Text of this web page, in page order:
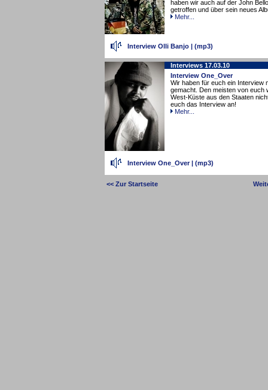
haben wir auch auf der John
getroffen und über sein neues
Mehr...
Interview Olli Banjo | (mp3)
Interviews 17.03.10
Interview One_Over
Wir haben für euch ein Interview
gemacht. Den meisten von euch
West-Küste aus den Staaten
euch das Interview an!
Mehr...
Interview One_Over| (mp3)
<< Zur Startseite